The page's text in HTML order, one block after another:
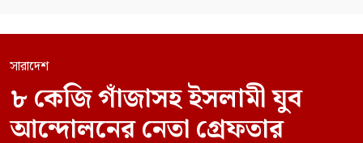
সারাদেশ
৮ কেজি গাঁজাসহ ইসলামী যুব
আন্দোলনের নেতা গ্রেফতার